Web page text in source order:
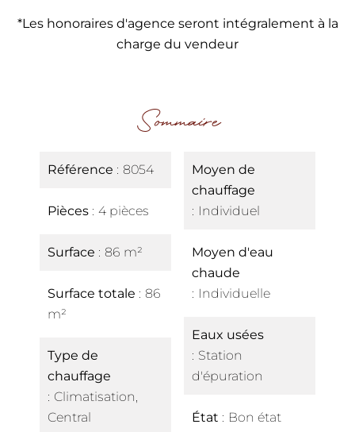
*Les honoraires d'agence seront intégralement à la
charge du vendeur
Sommaire
Référence 8054
Pièces 4 pièces
Surface 86 m²
Surface totale
86
m²
Type de
chauffage
Climatisation,
Central
Moyen de
chauffage
Individuel
Moyen d'eau
chaude
Individuelle
Eaux usées
Station
d'épuration
État Bon état